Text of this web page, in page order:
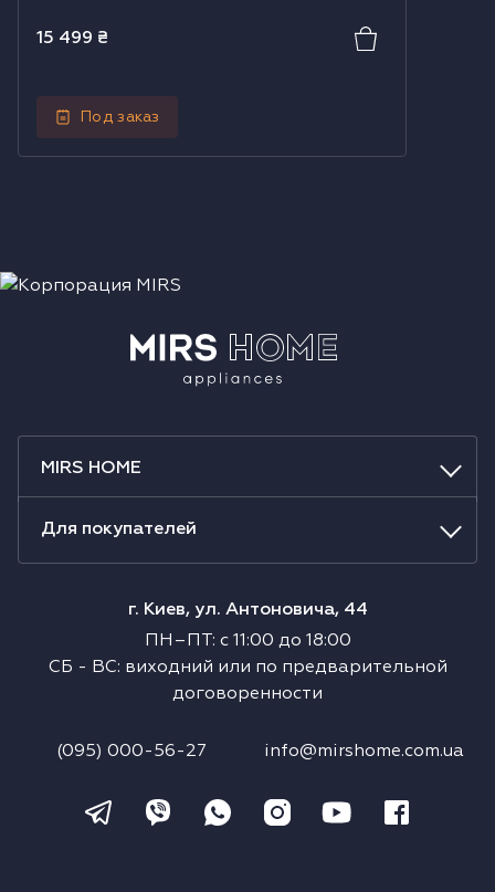
15 499 ₴
Под заказ
MIRS HOME
Для покупателей
г. Киев, ул. Антоновича, 44
ПН–ПТ : с11:00 до 18:00
СБ - ВС: виходний или по предварительной
договоренности
info@mirshome.com.ua
(095) 000-56-27